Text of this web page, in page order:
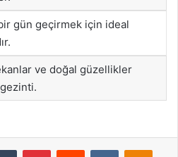
gün geçirmek için ideal
ve doğal güzellikler
Tumblr PinterestReddit VKontakte